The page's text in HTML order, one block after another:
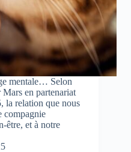
mentale… Selon
en partenariat
la relation que nous
compagnie
être, et à notre